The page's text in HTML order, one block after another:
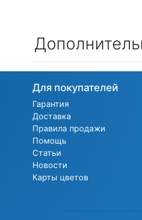
Для покупателей
Гарантия
Доставка
Правила продажи
Помощь
Статьи
Новости
Карты цветов